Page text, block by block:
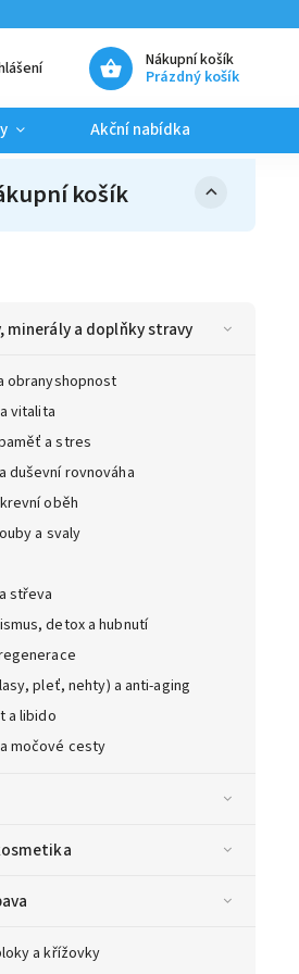
Nákupní košík
Prázdný košík
Akční nabídka
košík
minerály a doplňky stravy
obranyshopnost
vitalita
a stres
duševní rovnováha
oběh
a svaly
střeva
detox a hubnutí
pleť, nehty) a anti-aging
a libido
močové cesty
a křížovky